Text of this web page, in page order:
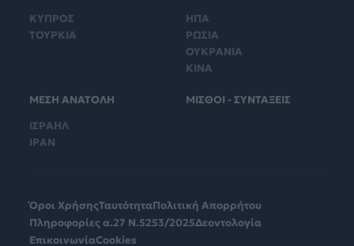
ΚΥΠΡΟΣ
ΤΟΥΡΚΙΑ
ΗΠΑ
ΡΩΣΙΑ
ΟΥΚΡΑΝΙΑ
ΚΙΝΑ
ΜΕΣΗ ΑΝΑΤΟΛΗ
ΙΣΡΑΗΛ
ΙΡΑΝ
ΜΙΣΘΟΙ - ΣΥΝΤΑΞΕΙΣ
Όροι ΧρήσηςΤαυτότηταΠολιτική Απορρήτου
Πληροφορίες α.27 Ν.5253/2025Δεοντολογία
ΕπικοινωνίαCookies